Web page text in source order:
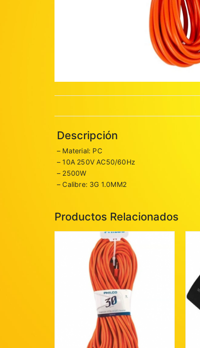
Descripción
– Material: PC
– 10A 250V AC50/60Hz
– 2500W
– Calibre: 3G 1.0MM2
Productos Relacionados